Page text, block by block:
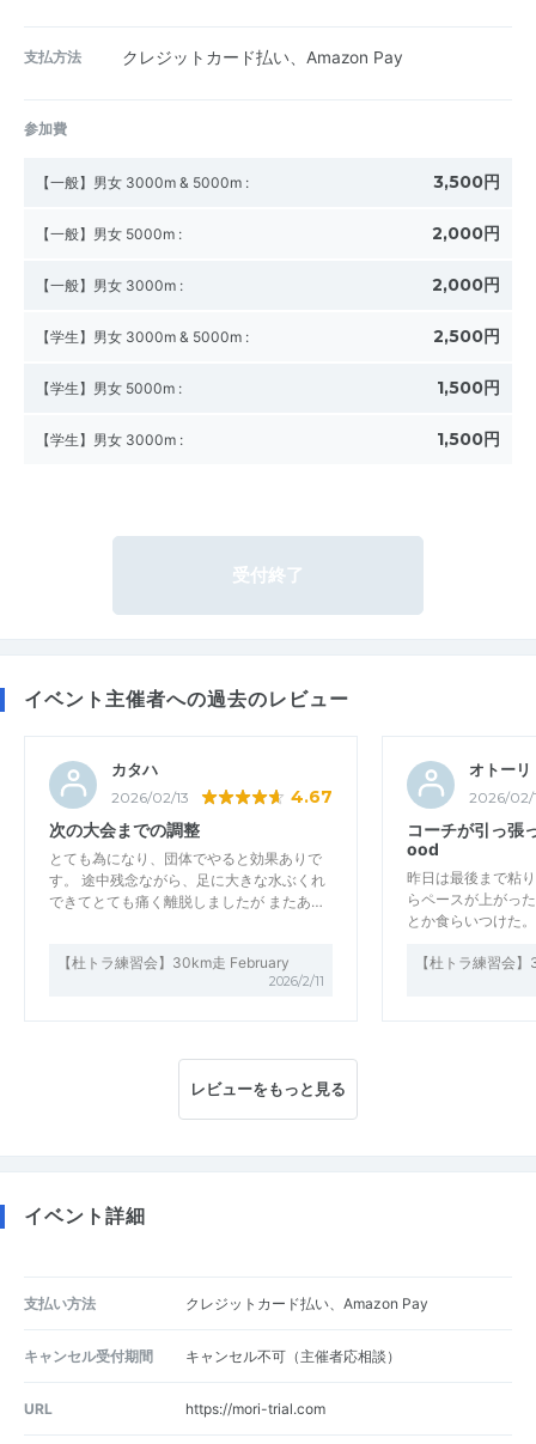
支払方法 クレジットカード払い、Amazon Pay
参加費
【一般】男女 3000m & 5000m : 3,500円
【一般】男女 5000m : 2,000円
【一般】男女 3000m : 2,000円
【学生】男女 3000m & 5000m : 2,500円
【学生】男女 5000m : 1,500円
【学生】男女 3000m : 1,500円
受付終了
イベント主催者への過去のレビュー
カタハ
2026/02/13 4.67
次の大会までの調整
とても為になり、団体でやると効果ありで
す。 途中残念ながら、足に大きな水ぶくれ
できてとても痛く離脱しましたが またあ…
【杜トラ練習会】30km走 February
2026/2/11
オトーリ
2026/02/
コーチが引っ張
ood
昨日は最後まで粘
らペースが上がっ
とか食らいつけた
【杜トラ練習会
レビューをもっと見る
イベント詳細
支払い方法 クレジットカード払い、Amazon Pay
キャンセル受付期間 キャンセル不可（主催者応相談）
URL https://mori-trial.com